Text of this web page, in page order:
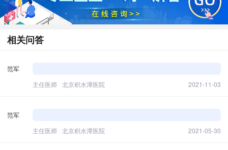
相关问答
范军
主任医师 北京积水潭医院 2021-11-03
范军
主任医师 北京积水潭医院 2021-05-30